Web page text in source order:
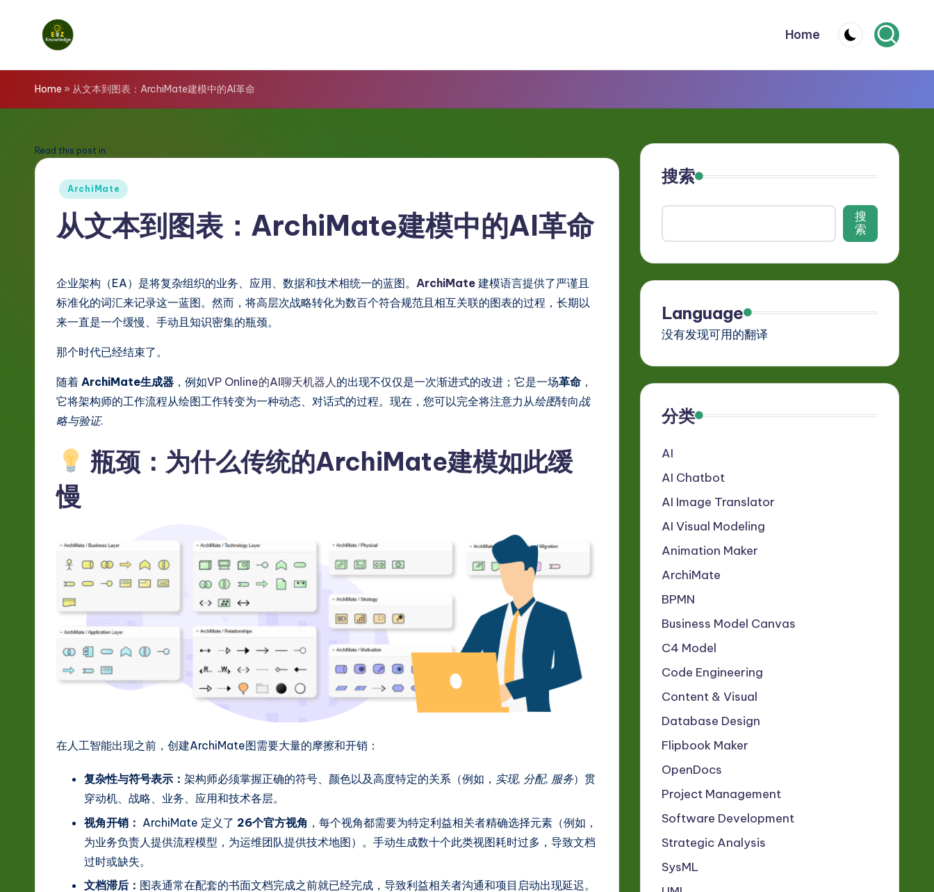
E
z
n
Home
Home » 从文本到图表：ArchiMate建模中的AI革命
Read this post in:
Posted
ArchiMate
从文本到图表：ArchiMate建模中的AI革命
企业架构（EA）是将复杂组织的业务、应用、数据和技术相统一的蓝图。 ArchiMate 建模语言提供了严谨且
标准化的词汇来记录这一蓝图。然而，将高层次战略转化为数百个符合规范且相互关联的图表的过程，长期以
来一直是一个缓慢、手动且知识密集的瓶颈。
那个时代已经结束了。
随着 ArchiMate生成器 ，例如VP Online的AI聊天机器人的出现不仅仅是一次渐进式的改进；它是一场革命 ，
它将架构师的工作流程从绘图工作转变为一种动态、对话式的过程。现在，您可以完全将注意力从绘图转向战
略与验证.
瓶颈：为什么传统的ArchiMate建模如此缓
慢
在人工智能出现之前，创建ArchiMate图需要大量的摩擦和开销：
复杂性与符号表示： 架构师必须掌握正确的符号、颜色以及高度特定的关系（例如， 实现, 分配, 服务）贯
穿动机、战略、业务、应用和技术各层。
视角开销： ArchiMate 定义了 26个官方视角 ，每个视角都需要为特定利益相关者精确选择元素（例如，
为业务负责人提供流程模型，为运维团队提供技术地图）。手动生成数十个此类视图耗时过多，导致文档
过时或缺失。
文档滞后： 图表通常在配套的书面文档完成之前就已经完成，导致利益相关者沟通和项目启动出现延迟。
搜索
搜
索
Language
没有发现可用的翻译
分类
AI
AI Chatbot
AI Image Translator
AI Visual Modeling
Animation Maker
ArchiMate
BPMN
Business Model Canvas
C4 Model
Code Engineering
Content & Visual
Database Design
Flipbook Maker
OpenDocs
Project Management
Software Development
Strategic Analysis
SysML